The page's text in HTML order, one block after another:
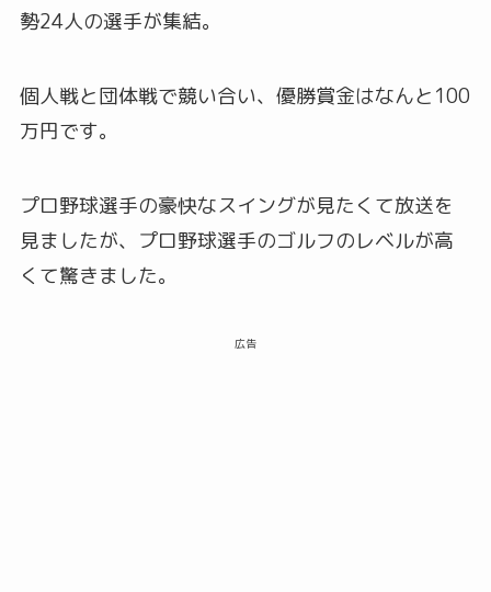
勢24人の選手が集結。
個人戦と団体戦で競い合い、優勝賞金はなんと100
万円です。
プロ野球選手の豪快なスイングが見たくて放送を
見ましたが、プロ野球選手のゴルフのレベルが高
くて驚きました。
広告